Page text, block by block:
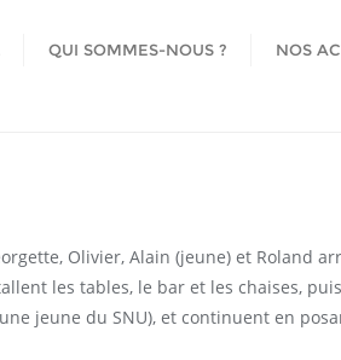
QUI SOMMES-NOUS ? NOS
Olivier, Alain (jeune) et Roland
les tables, le bar et les chaises,
jeune du SNU), et continuent en